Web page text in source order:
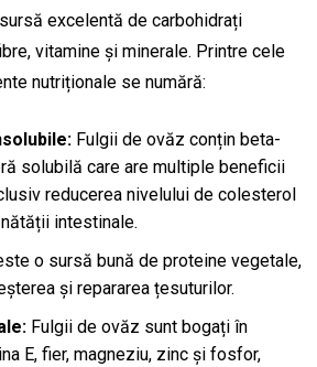
excelentă de carbohidrați
vitamine și minerale. Printre cele
nutriționale se numără:
Fulgii de ovăz conțin beta-
solubilă care are multiple beneficii
reducerea nivelului de colesterol
intestinale.
o sursă bună de proteine vegetale,
și repararea țesuturilor.
Fulgii de ovăz sunt bogați în
E, fier, magneziu, zinc și fosfor,